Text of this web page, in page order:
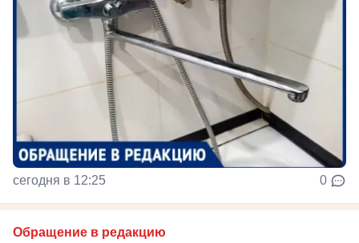
сегодня в 12:25 0
Обращение в редакцию